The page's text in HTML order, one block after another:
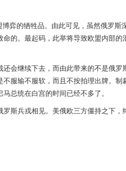
弈的牺牲品。由此可见，虽然俄罗斯
的。最起码，此举将导致欧盟内部的
会继续下去，而由此带来的不是俄罗
服输不服软，而且不按拍理出牌。制
总统在白宫的时间已经不多了。
斯兵戎相见。美俄欧三方僵持之下，